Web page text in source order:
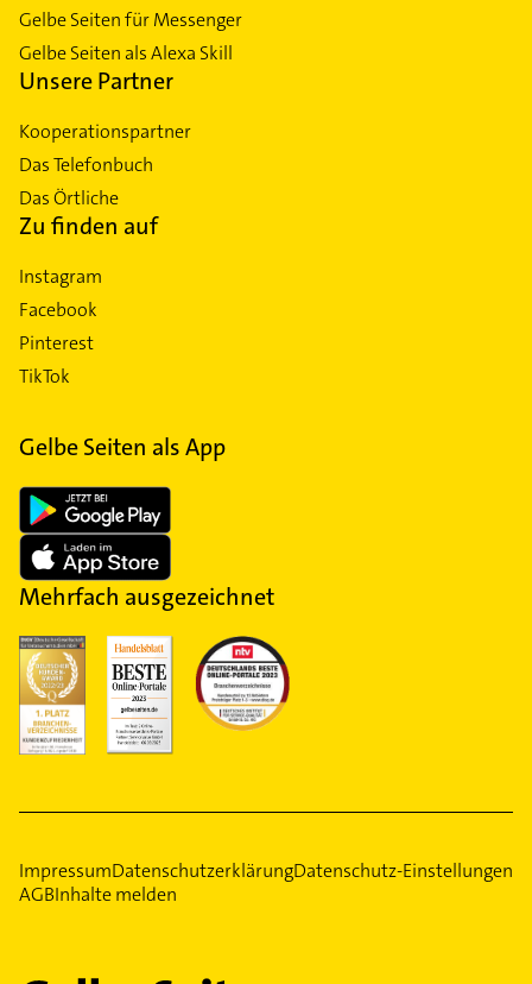
Gelbe Seiten für Messenger
Gelbe Seiten als Alexa Skill
Unsere Partner
Kooperationspartner
Das Telefonbuch
Das Örtliche
Zu finden auf
Instagram
Facebook
Pinterest
TikTok
Gelbe Seiten als App
Mehrfach ausgezeichnet
ImpressumDatenschutzerklärungDatenschutz-Einstellungen
AGBInhalte melden